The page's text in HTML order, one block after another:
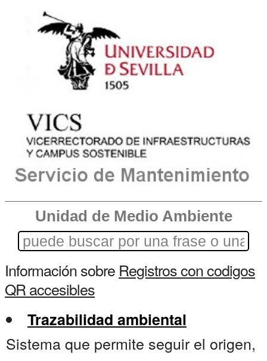
Unidad de Medio Ambiente
Información sobre Registros con codigos
QR accesibles
Trazabilidad ambiental
Sistema que permite seguir el origen,